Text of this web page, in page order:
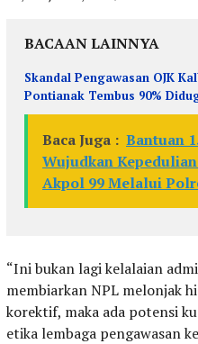
BACAAN LAINNYA
Skandal Pengawasan OJK
Pontianak Tembus 90%
Baca Juga : Bantuan
Wujudkan
Akpol 99 Melalui
“Ini bukan lagi kelalaian
membiarkan NPL melonjak
korektif, maka ada potensi
etika lembaga pengawasan